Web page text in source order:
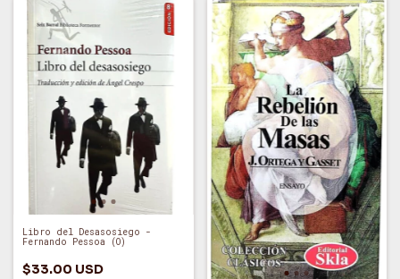
Libro del Desasosiego -
Fernando Pessoa (O)
$33.00 USD